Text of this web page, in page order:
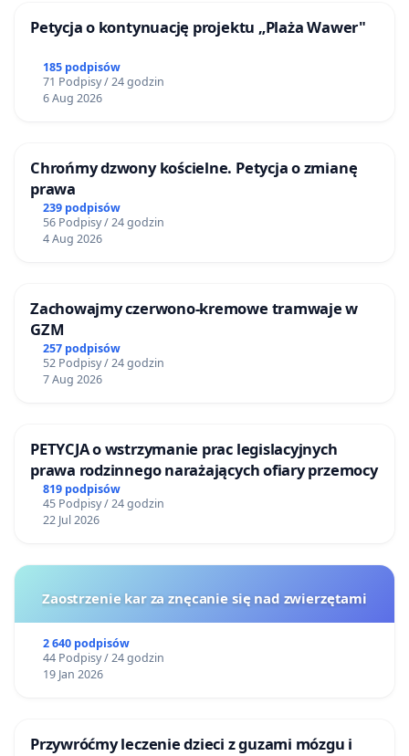
Petycja o kontynuację projektu „Plaża Wawer"
185 podpisów
71 Podpisy / 24 godzin
6 Aug 2026
Chrońmy dzwony kościelne. Petycja o zmianę
prawa
239 podpisów
56 Podpisy / 24 godzin
4 Aug 2026
Zachowajmy czerwono-kremowe tramwaje w
GZM
257 podpisów
52 Podpisy / 24 godzin
7 Aug 2026
PETYCJA o wstrzymanie prac legislacyjnych
prawa rodzinnego narażających ofiary przemocy
819 podpisów
45 Podpisy / 24 godzin
22 Jul 2026
Zaostrzenie kar za znęcanie się nad zwierzętami
2 640 podpisów
44 Podpisy / 24 godzin
19 Jan 2026
Przywróćmy leczenie dzieci z guzami mózgu i